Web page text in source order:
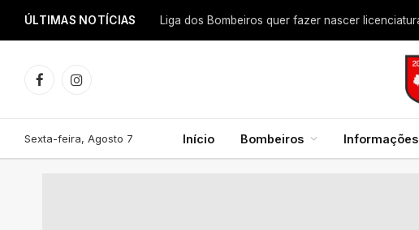
ÚLTIMAS NOTÍCIAS
FacebookInstagram
Sexta-feira, Agosto 7 Início Bombeiros Informações